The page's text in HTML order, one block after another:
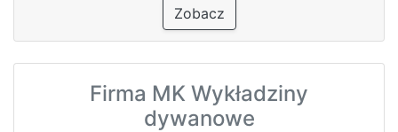
Zobacz
Firma MK Wykładziny
dywanowe